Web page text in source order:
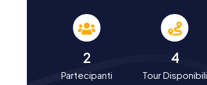
2
Partecipanti
4
Tour Disponibili